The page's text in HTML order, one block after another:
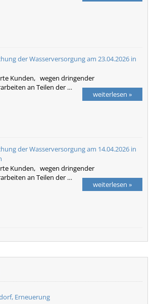
der Wasserversorgung am 23.04.2026 in
Kunden, wegen dringender
an Teilen der …
weiterlesen »
der Wasserversorgung am 14.04.2026 in
Kunden, wegen dringender
an Teilen der …
weiterlesen »
Erneuerung